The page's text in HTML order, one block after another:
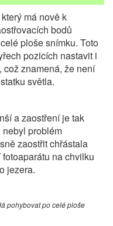
má nově k
bodů
ploše snímku. Toto
pozicích nastavit i
znamená, že není
světla.
a zaostření je tak
nebyl problém
zaostřit chřástala
na chvilku
jezera.
pohybovat po celé ploše